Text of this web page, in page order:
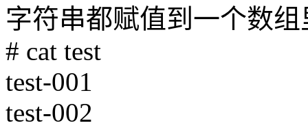
字符串都赋值到一个数
# cat test
test-001
test-002